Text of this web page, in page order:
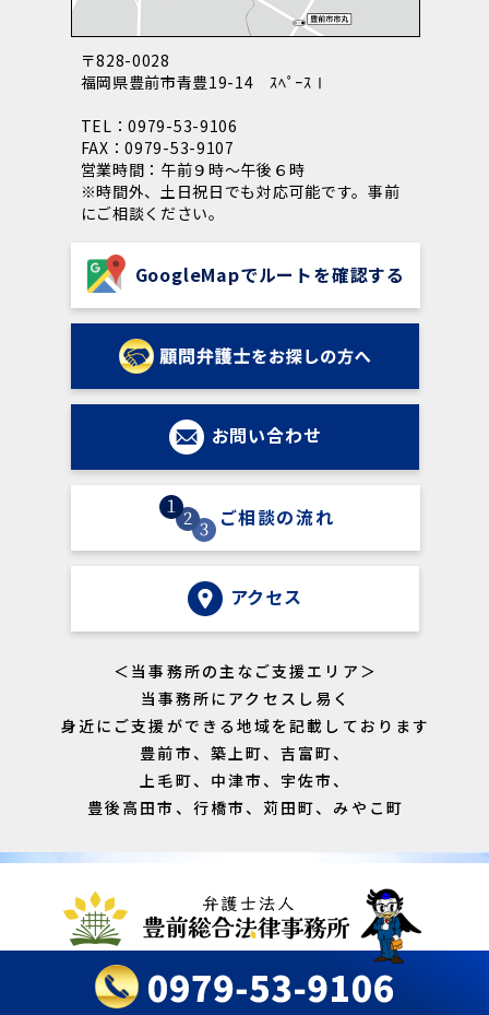
〒828-0028
福岡県豊前市青豊19-14 ｽﾍﾟｰｽⅠ
TEL：0979-53-9106
FAX：0979-53-9107
営業時間：午前９時～午後６時
※時間外、土日祝日でも対応可能です。事前
にご相談ください。
GoogleMapでルートを確認する
お問い合わせ
ご相談の流れ
アクセス
＜当事務所の主なご支援エリア＞
当事務所にアクセスし易く
身近にご支援ができる地域を記載しております
豊前市、築上町、吉富町、
上毛町、中津市、宇佐市、
豊後高田市、行橋市、苅田町、みやこ町